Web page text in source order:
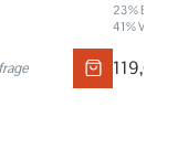
23 %
41 % Viskose,
119,00 €